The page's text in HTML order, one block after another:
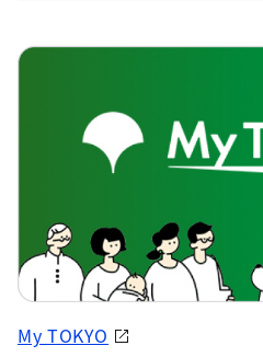
My TOKYO